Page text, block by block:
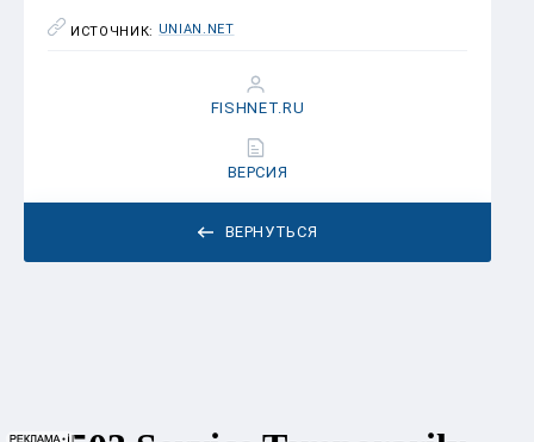
ИСТОЧНИК: UNIAN.NET
ВЕРНУТЬСЯ
FISHNET.RU
ВЕРСИЯ